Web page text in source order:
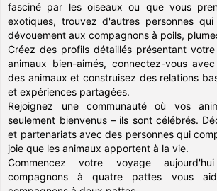
fasciné par les oiseaux ou que vous
exotiques, trouvez d'autres personnes
dévouement aux compagnons à poils,
Créez des profils détaillés présentant
animaux bien-aimés, connectez-vous
des animaux et construisez des relations
et expériences partagées.
Rejoignez une communauté où vos
seulement bienvenus – ils sont célébrés.
et partenariats avec des personnes qui
joie que les animaux apportent à la vie.
Commencez votre voyage
compagnons à quatre pattes vous